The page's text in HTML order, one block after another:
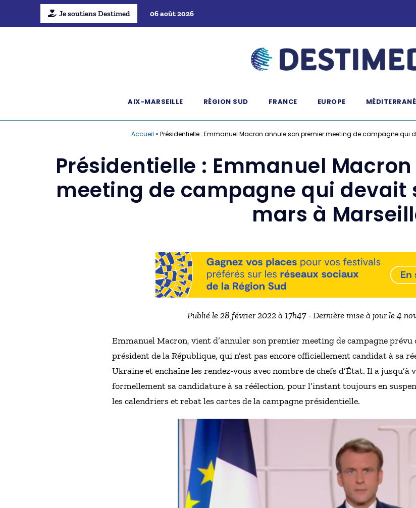
Je soutiens Destimed 06 août 2026
AIX-MARSEILLE RÉGION SUD FRANCE EUROPE
Accueil » Présidentielle : Emmanuel Macron annule son premier meeting de campagne qui
Présidentielle : Emmanuel
meeting de campagne qui devait
mars à
Publié le 28 février 2022 à 17h47 - Dernière mise à jour le 4
Emmanuel Macron, vient d’annuler son premier meeting de campagne prévu
président de la République, qui n’est pas encore officiellement candidat à sa
Ukraine et enchaîne les rendez-vous avec nombre de chefs d’État. Il a
formellement sa candidature à sa réélection, pour l’instant toujours en
les calendriers et rebat les cartes de la campagne présidentielle.